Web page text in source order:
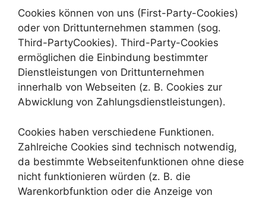
Cookies können von uns (First-Party-Cookies)
oder von Drittunternehmen stammen (sog.
Third-PartyCookies). Third-Party-Cookies
ermöglichen die Einbindung bestimmter
Dienstleistungen von Drittunternehmen
innerhalb von Webseiten (z. B. Cookies zur
Abwicklung von Zahlungsdienstleistungen).
Cookies haben verschiedene Funktionen.
Zahlreiche Cookies sind technisch notwendig,
da bestimmte Webseitenfunktionen ohne diese
nicht funktionieren würden (z. B. die
Warenkorbfunktion oder die Anzeige von